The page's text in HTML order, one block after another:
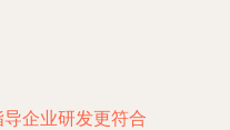
企业研发更符合